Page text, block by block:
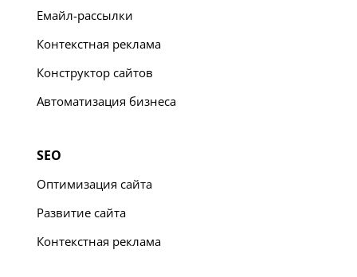
Емайл-рассылки
Контекстная реклама
Конструктор сайтов
Автоматизация бизнеса
SEO
Оптимизация сайта
Развитие сайта
Контекстная реклама